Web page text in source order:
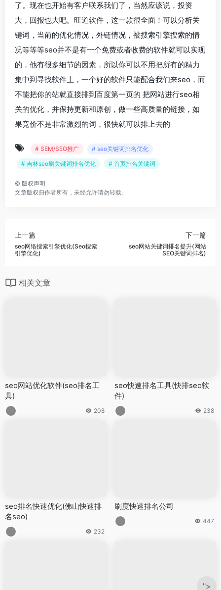
了。现在也开始有客户联系我们了，当然应该说，投资
大，回报也大吧。旺道软件，这一款很全面！可以分析关
键词，当前的优化情况，外链情况，被搜索引擎搜索的情
况等等等seo并不是有一个免费或者收费的软件就可以实现
的，他有很多细节的因素，所以你可以不用把所有的精力
集中到寻找软件上，一个好的软件只能配合我们来seo，而
不能把你的站就直接排到百度第一页的 把网站进行seo相
关的优化，并保持更新和原创，做一些高质量的链接，如
果竞价不是非常激烈的词，很快就可以排上去的
# SEM/SEO推广
# seo关键词排名优化
# 吉林seo刷关键词排名优化
# 首页排名关键词
© 版权声明
文章版权归作者所有，未经允许请勿转载。
上一篇
seo网络搜索引擎优化(Seo搜索
引擎优化)
下一篇
seo网站关键词排名提升(网站
SEO关键词排名)
相关文章
seo网站优化软件(seo排名工
具)
208
seo快速排名工具(快排seo软
件)
238
seo排名快速优化(佛山快速排
名seo)
232
刷度快速排名公司
447
">